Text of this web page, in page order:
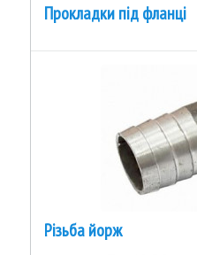
Прокладки під фланці
Різьба йорж